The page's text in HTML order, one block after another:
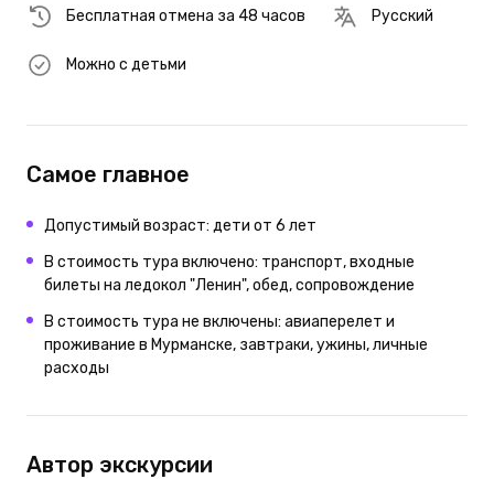
Бесплатная отмена за 48 часов Русский
Можно с детьми
Самое главное
Допустимый возраст: дети от 6 лет
В стоимость тура включено: транспорт, входные
билеты на ледокол "Ленин", обед, сопровождение
В стоимость тура не включены: авиаперелет и
проживание в Мурманске, завтраки, ужины, личные
расходы
Автор экскурсии